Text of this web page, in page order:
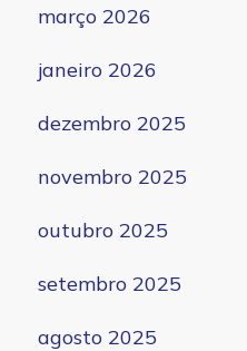
março 2026
janeiro 2026
dezembro 2025
novembro 2025
outubro 2025
setembro 2025
agosto 2025